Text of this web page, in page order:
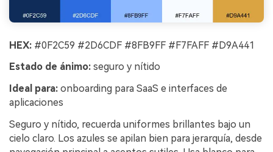
HEX: #0F2C59 #2D6CDF #8FB9FF #F7FAFF #D9A441
Estado de ánimo: seguro y nítido
Ideal para: onboarding para SaaS e interfaces de
aplicaciones
Seguro y nítido, recuerda uniformes brillantes bajo un
cielo claro. Los azules se apilan bien para jerarquía, desde